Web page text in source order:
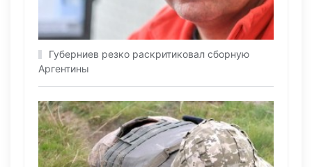
Губерниев резко раскритиковал сборную
Аргентины